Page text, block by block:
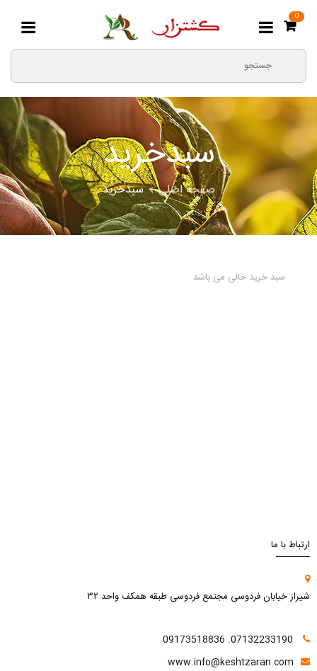
0
سبدخرید
صفحه اصلی سبدخرید
سبد خرید خالی می باشد
ارتباط با ما
شیراز خیابان فردوسی مجتمع فردوسی طبقه همکف واحد ۳۲
www.info@keshtzaran.com